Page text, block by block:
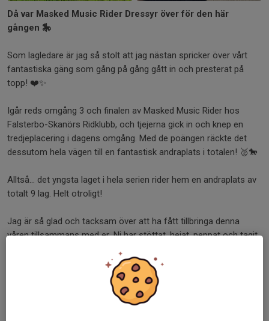
+4
Då var Masked Music Rider Dressyr över för den här
gången 🎠
Som lagledare är jag så stolt att jag nästan spricker över vårt
fantastiska gäng som gång på gång gått in och presterat på
topp! ❤️✨
Igår reds omgång 3 och finalen av Masked Music Rider hos
Falsterbo-Skanörs Ridklubb, och tjejerna gick in och knep en
tredjeplacering i dagens omgång. Med de poängen räckte det
dessutom hela vägen till en fantastisk andraplats i totalen! 🥈🐎
Alltså… det yngsta laget i hela serien rider hem en andraplats av
totalt 9 lag. Helt otroligt!
Jag är så glad och tacksam över att ha fått tillbringa denna
våren tillsammans med er. Ni har stöttat, hejat, peppat och tagit
• Sigrid Hinn på Backdalas Gina T